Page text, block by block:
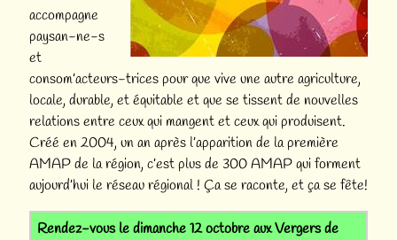
accompagne
paysan-ne-s
et
consom’acteurs-trices pour que vive une autre agriculture,
locale, durable, et équitable et que se tissent de nouvelles
relations entre ceux qui mangent et ceux qui produisent.
Créé en 2004, un an après l’apparition de la première
AMAP de la région, c’est plus de 300 AMAP qui forment
aujourd’hui le réseau régional ! Ça se raconte, et ça se fête!
Rendez-vous ledimanche 12 octobreauxVergers de